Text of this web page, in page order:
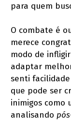
para quem
O combate é
merece
modo de
adaptar
senti
que pode ser
inimigos como
analisando